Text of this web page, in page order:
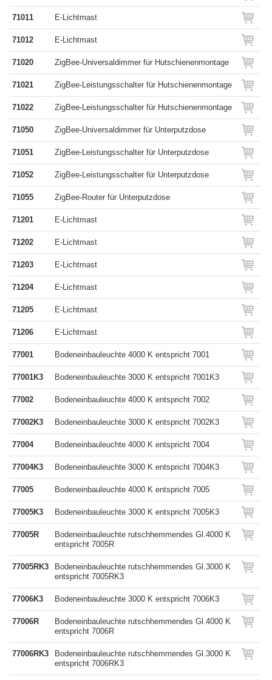
71011 E-Lichtmast
71012 E-Lichtmast
71020 ZigBee-Universaldimmer für Hutschienenmontage
71021 ZigBee-Leistungsschalter für Hutschienenmontage
71022 ZigBee-Leistungsschalter für Hutschienenmontage
71050 ZigBee-Universaldimmer für Unterputzdose
71051 ZigBee-Leistungsschalter für Unterputzdose
71052 ZigBee-Leistungsschalter für Unterputzdose
71055 ZigBee-Router für Unterputzdose
71201 E-Lichtmast
71202 E-Lichtmast
71203 E-Lichtmast
71204 E-Lichtmast
71205 E-Lichtmast
71206 E-Lichtmast
77001 Bodeneinbauleuchte 4000 K entspricht 7001
77001K3 Bodeneinbauleuchte 3000 K entspricht 7001K3
77002 Bodeneinbauleuchte 4000 K entspricht 7002
77002K3 Bodeneinbauleuchte 3000 K entspricht 7002K3
77004 Bodeneinbauleuchte 4000 K entspricht 7004
77004K3 Bodeneinbauleuchte 3000 K entspricht 7004K3
77005 Bodeneinbauleuchte 4000 K entspricht 7005
77005K3 Bodeneinbauleuchte 3000 K entspricht 7005K3
77005R
Bodeneinbauleuchte rutschhemmendes Gl.4000 K
entspricht 7005R
77005RK3
Bodeneinbauleuchte rutschhemmendes Gl.3000 K
entspricht 7005RK3
77006K3 Bodeneinbauleuchte 3000 K entspricht 7006K3
77006R
Bodeneinbauleuchte rutschhemmendes Gl.4000 K
entspricht 7006R
77006RK3
Bodeneinbauleuchte rutschhemmendes Gl.3000 K
entspricht 7006RK3